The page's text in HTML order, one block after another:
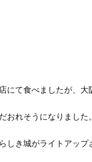
にて食べましたが、大
おれそうになりました
しき城がライトアップ